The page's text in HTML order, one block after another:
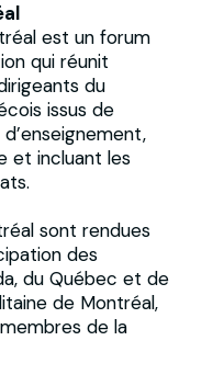
est un forum
qui réunit
du
issus de
et incluant les
sont rendues
des
du Québec et de
de Montréal,
de la